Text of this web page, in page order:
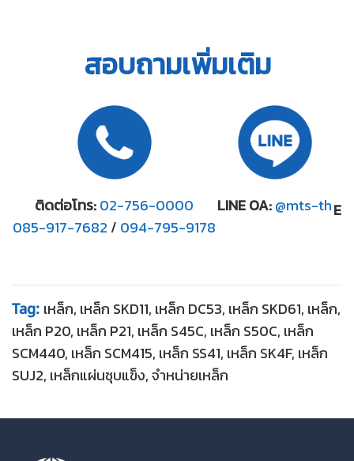
สอบถามเพิ่มเติม
ติดต่อโทร:02-756-0000
085-917-7682 / 094-795-9178
LINE OA:@mts-th
Tag: เหล็ก, เหล็ก SKD11, เหล็ก DC53, เหล็ก SKD61, เหล็ก,
เหล็ก P20, เหล็ก P21, เหล็ก S45C, เหล็ก S50C, เหล็ก
SCM440, เหล็ก SCM415, เหล็ก SS41, เหล็ก SK4F, เหล็ก
SUJ2, เหล็กแผ่นชุบแข็ง, จำหน่ายเหล็ก